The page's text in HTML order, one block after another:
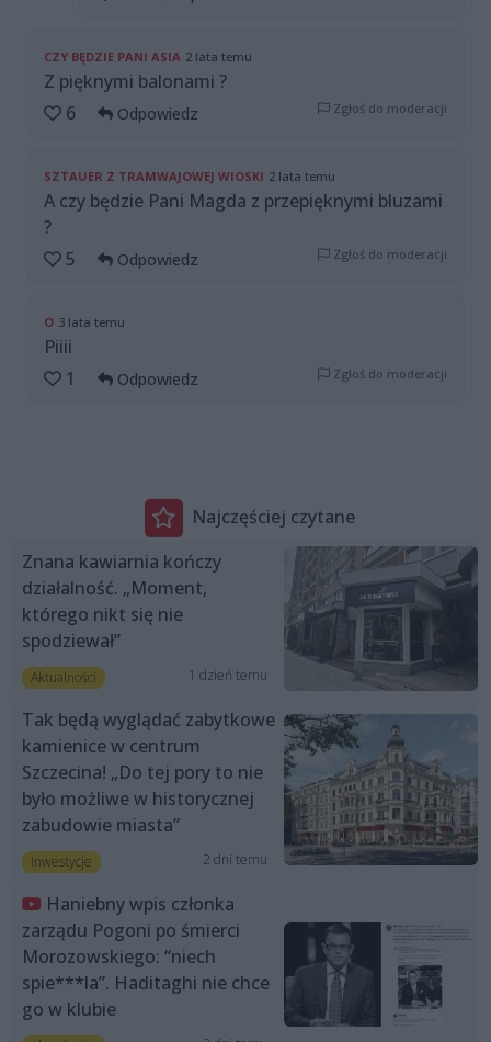
CZY BĘDZIE PANI ASIA 2 lata temu
Z pięknymi balonami ?
6
Odpowiedz Zgłoś do moderacji
SZTAUER Z TRAMWAJOWEJ WIOSKI 2 lata temu
A czy będzie Pani Magda z przepięknymi bluzami
?
5
Odpowiedz Zgłoś do moderacji
O 3 lata temu
Piiii
1
Odpowiedz Zgłoś do moderacji
Najczęściej czytane
Znana kawiarnia kończy
działalność. „Moment,
którego nikt się nie
spodziewał”
Aktualności 1 dzień temu
Tak będą wyglądać zabytkowe
kamienice w centrum
Szczecina! „Do tej pory to nie
było możliwe w historycznej
zabudowie miasta”
Inwestycje 2 dni temu
Haniebny wpis członka
zarządu Pogoni po śmierci
Morozowskiego: “niech
spie***la”. Haditaghi nie chce
go w klubie